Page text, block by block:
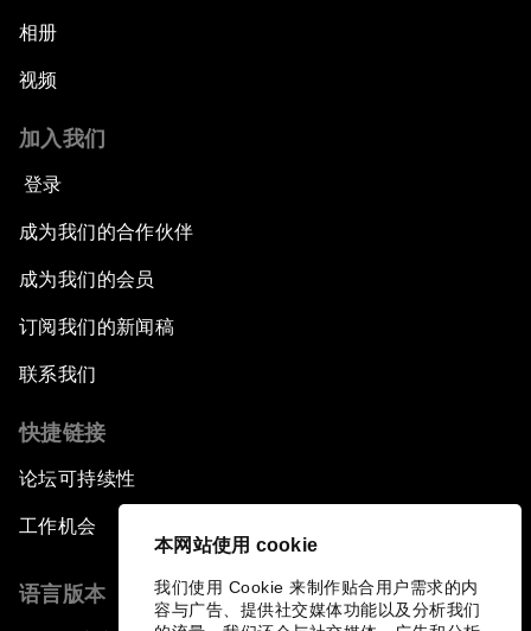
本网站使用 cookie
我们使用 Cookie 来制作贴合用户需求的内
容与广告、提供社交媒体功能以及分析我们
相册
视频
加入我们
登录
成为我们的合作伙伴
成为我们的会员
订阅我们的新闻稿
联系我们
快捷链接
论坛可持续性
工作机会
语言版本